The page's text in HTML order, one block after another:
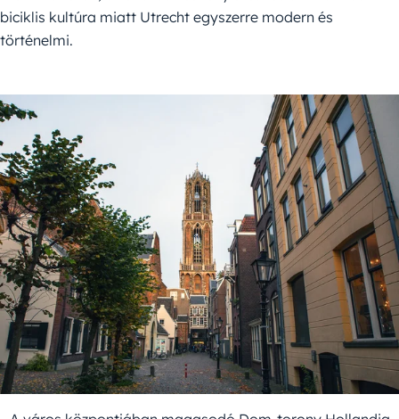
biciklis kultúra miatt Utrecht egyszerre modern és
történelmi.